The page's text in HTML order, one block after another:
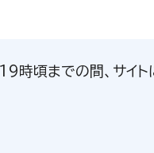
時頃までの間、サイ